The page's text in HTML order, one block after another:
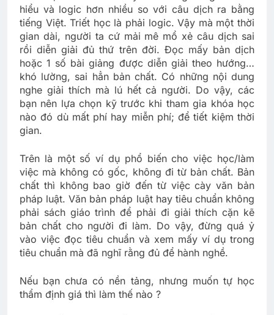
hiểu và logic hơn nhiều so với câu dịch ra bằng
tiếng Việt. Triết học là phải logic. Vậy mà một thời
gian dài, người ta cứ mải mê mổ xẻ câu dịch sai
rồi diễn giải đủ thứ trên đời. Đọc mấy bản dịch
hoặc 1 số bài giảng được diễn giải theo hướng…
khó lường, sai hẳn bản chất. Có những nội dung
nghe giải thích mà lú hết cả người. Do vậy, các
bạn nên lựa chọn kỹ trước khi tham gia khóa học
nào đó dù mất phí hay miễn phí; để tiết kiệm thời
gian.
Trên là một số ví dụ phổ biến cho việc học/làm
việc mà không có gốc, không đi từ bản chất. Bản
chất thì không bao giờ đến từ việc cày văn bản
pháp luật. Văn bản pháp luật hay tiêu chuẩn không
phải sách giáo trình để phải đi giải thích cặn kẽ
bản chất cho người đi làm. Do vậy, đừng quá ỷ
vào việc đọc tiêu chuẩn và xem mấy ví dụ trong
tiêu chuẩn mà đã nghĩ rằng đủ để hành nghề.
Nếu bạn chưa có nền tảng, nhưng muốn tự học
thẩm định giá thì làm thế nào ?